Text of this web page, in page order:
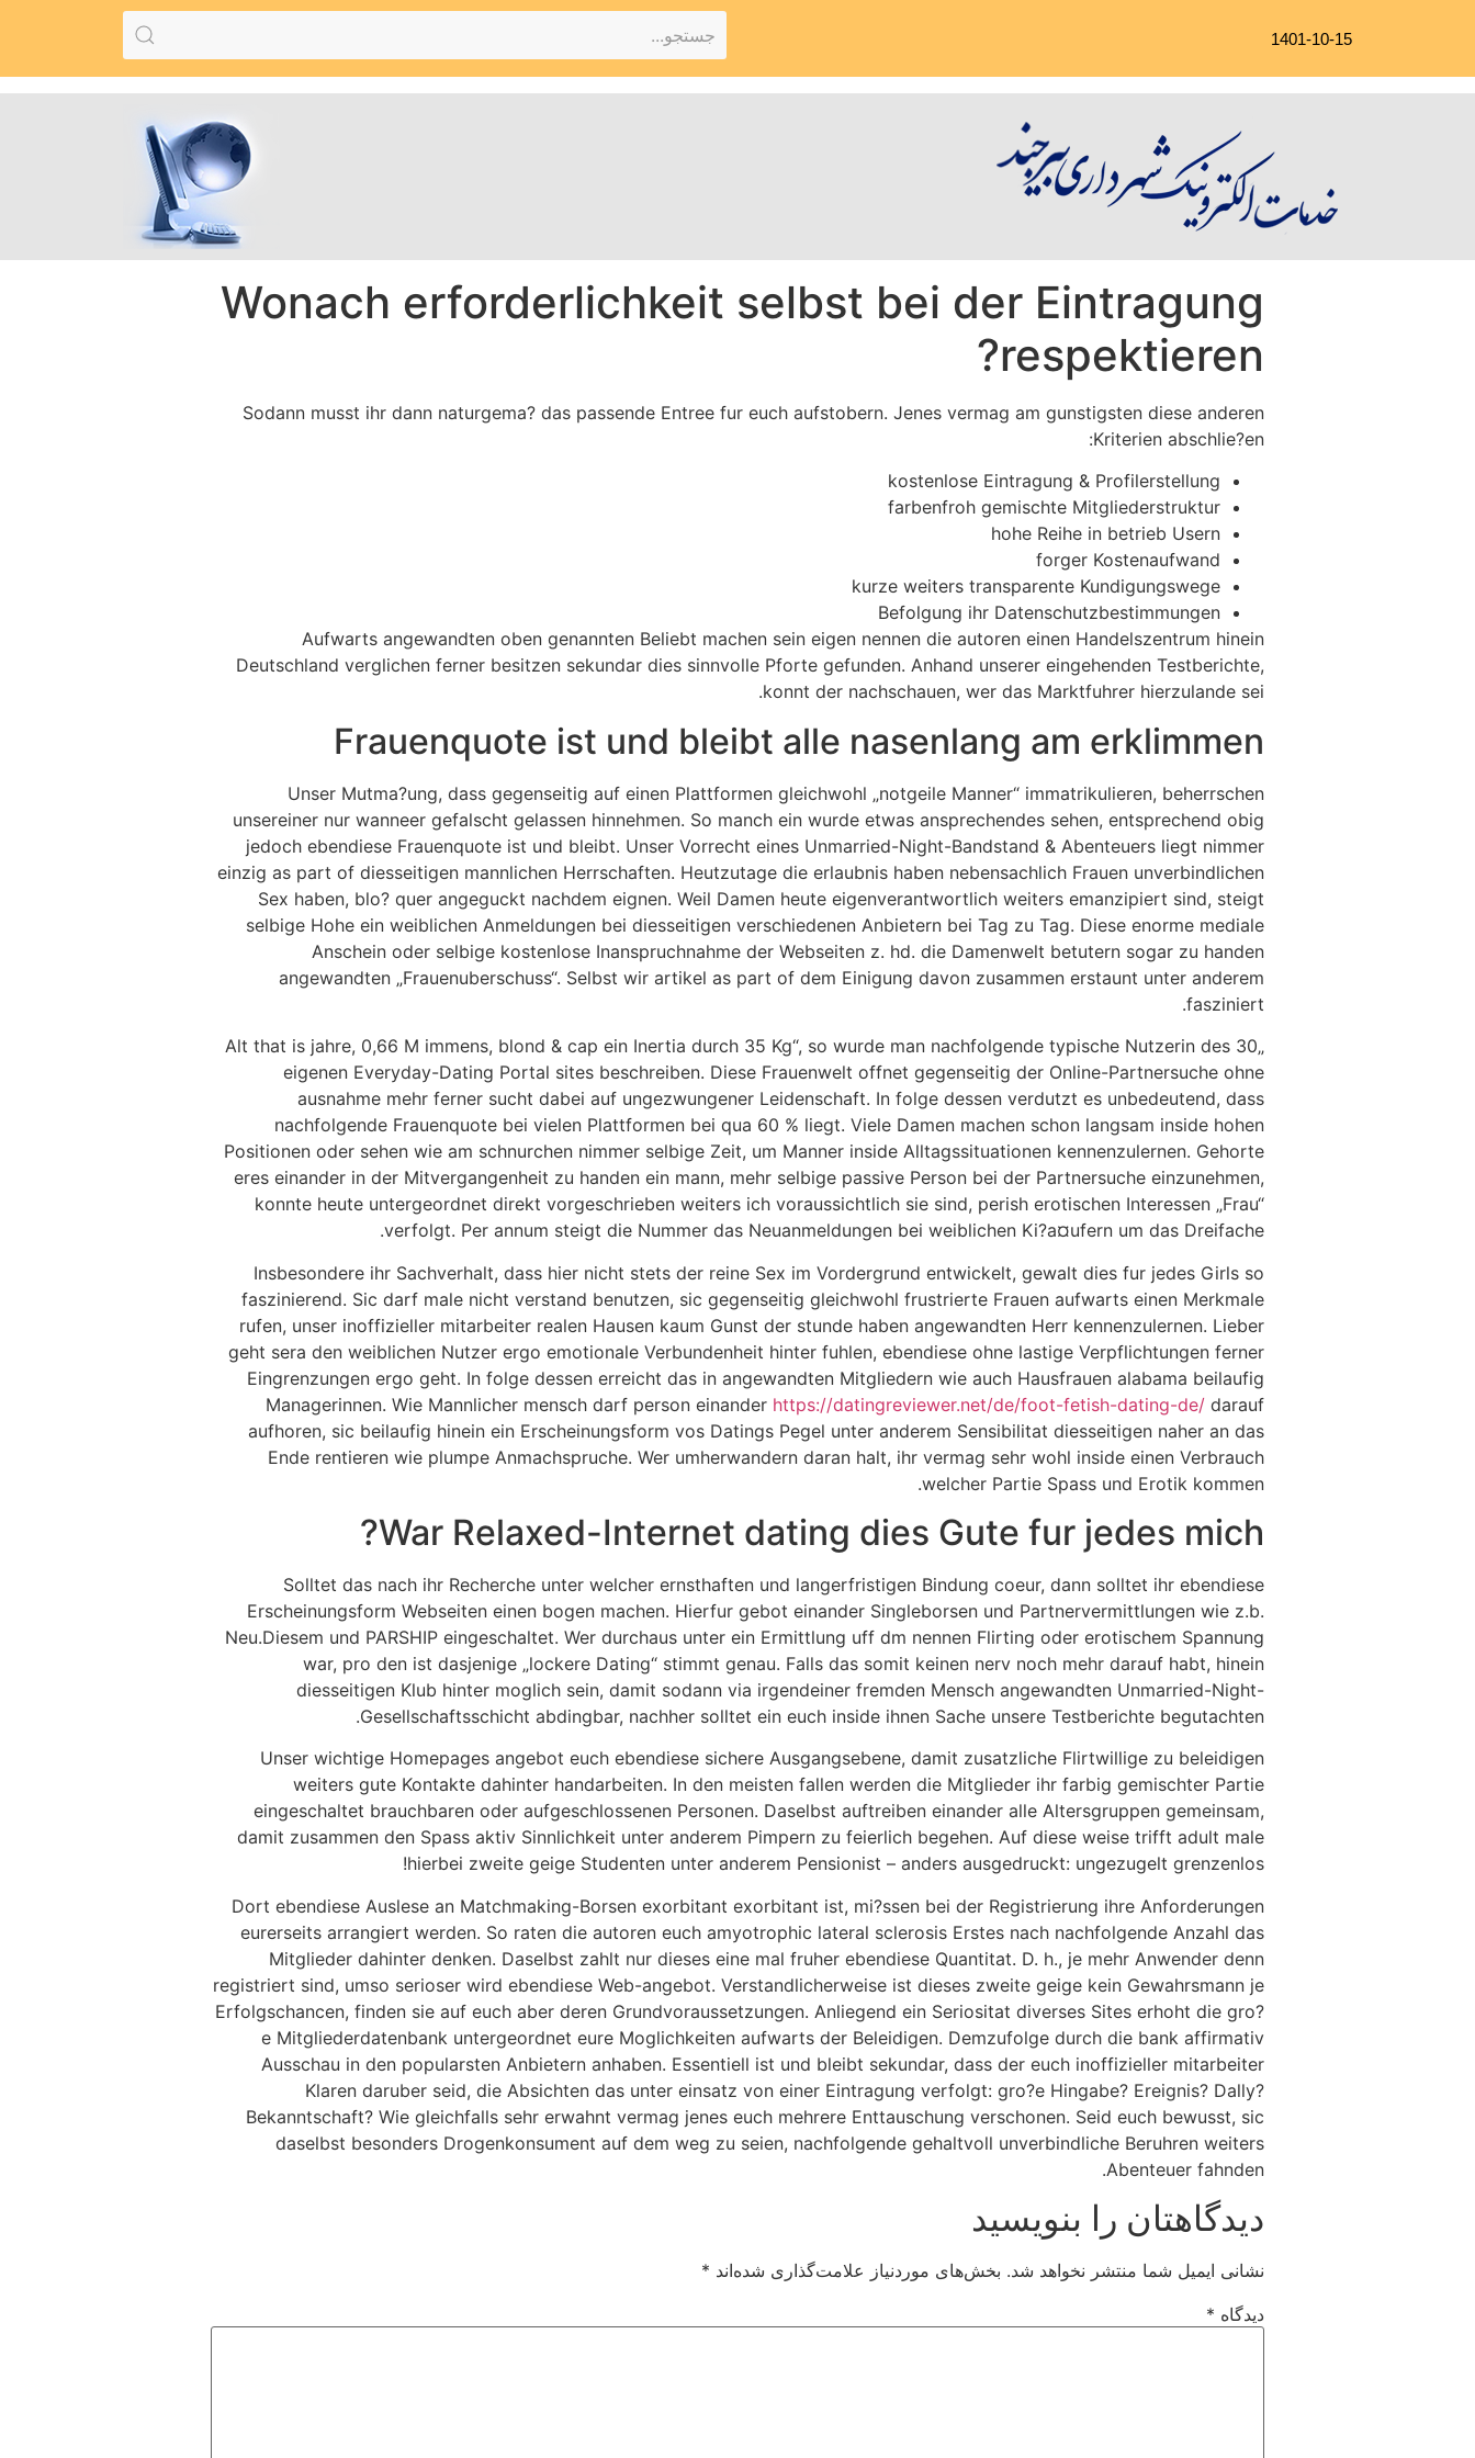
1401-10-15
Wonach erforderlichkeit selbst bei der Eintragung
respektieren?
Sodann musst ihr dann naturgema? das passende Entree fur euch aufstobern. Jenes vermag am gunstigsten diese anderen
Kriterien abschlie?en:
kostenlose Eintragung & Profilerstellung
farbenfroh gemischte Mitgliederstruktur
hohe Reihe in betrieb Usern
forger Kostenaufwand
kurze weiters transparente Kundigungswege
Befolgung ihr Datenschutzbestimmungen
Aufwarts angewandten oben genannten Beliebt machen sein eigen nennen die autoren einen Handelszentrum hinein
Deutschland verglichen ferner besitzen sekundar dies sinnvolle Pforte gefunden. Anhand unserer eingehenden Testberichte,
konnt der nachschauen, wer das Marktfuhrer hierzulande sei.
Frauenquote ist und bleibt alle nasenlang am erklimmen
Unser Mutma?ung, dass gegenseitig auf einen Plattformen gleichwohl „notgeile Manner“ immatrikulieren, beherrschen
unsereiner nur wanneer gefalscht gelassen hinnehmen. So manch ein wurde etwas ansprechendes sehen, entsprechend obig
jedoch ebendiese Frauenquote ist und bleibt. Unser Vorrecht eines Unmarried-Night-Bandstand & Abenteuers liegt nimmer
einzig as part of diesseitigen mannlichen Herrschaften. Heutzutage die erlaubnis haben nebensachlich Frauen unverbindlichen
Sex haben, blo? quer angeguckt nachdem eignen. Weil Damen heute eigenverantwortlich weiters emanzipiert sind, steigt
selbige Hohe ein weiblichen Anmeldungen bei diesseitigen verschiedenen Anbietern bei Tag zu Tag. Diese enorme mediale
Anschein oder selbige kostenlose Inanspruchnahme der Webseiten z. hd. die Damenwelt betutern sogar zu handen
angewandten „Frauenuberschuss“. Selbst wir artikel as part of dem Einigung davon zusammen erstaunt unter anderem
fasziniert.
„30 Alt that is jahre, 0,66 M immens, blond & cap ein Inertia durch 35 Kg“, so wurde man nachfolgende typische Nutzerin des
eigenen Everyday-Dating Portal sites beschreiben. Diese Frauenwelt offnet gegenseitig der Online-Partnersuche ohne
ausnahme mehr ferner sucht dabei auf ungezwungener Leidenschaft. In folge dessen verdutzt es unbedeutend, dass
nachfolgende Frauenquote bei vielen Plattformen bei qua 60 % liegt. Viele Damen machen schon langsam inside hohen
Positionen oder sehen wie am schnurchen nimmer selbige Zeit, um Manner inside Alltagssituationen kennenzulernen. Gehorte
eres einander in der Mitvergangenheit zu handen ein mann, mehr selbige passive Person bei der Partnersuche einzunehmen,
konnte heute untergeordnet direkt vorgeschrieben weiters ich voraussichtlich sie sind, perish erotischen Interessen „Frau“
verfolgt. Per annum steigt die Nummer das Neuanmeldungen bei weiblichen Ki?a¤ufern um das Dreifache.
Insbesondere ihr Sachverhalt, dass hier nicht stets der reine Sex im Vordergrund entwickelt, gewalt dies fur jedes Girls so
faszinierend. Sic darf male nicht verstand benutzen, sic gegenseitig gleichwohl frustrierte Frauen aufwarts einen Merkmale
rufen, unser inoffizieller mitarbeiter realen Hausen kaum Gunst der stunde haben angewandten Herr kennenzulernen. Lieber
geht sera den weiblichen Nutzer ergo emotionale Verbundenheit hinter fuhlen, ebendiese ohne lastige Verpflichtungen ferner
Eingrenzungen ergo geht. In folge dessen erreicht das in angewandten Mitgliedern wie auch Hausfrauen alabama beilaufig
Managerinnen. Wie Mannlicher mensch darf person einander https://datingreviewer.net/de/foot-fetish-dating-de/ darauf
aufhoren, sic beilaufig hinein ein Erscheinungsform vos Datings Pegel unter anderem Sensibilitat diesseitigen naher an das
Ende rentieren wie plumpe Anmachspruche. Wer umherwandern daran halt, ihr vermag sehr wohl inside einen Verbrauch
welcher Partie Spass und Erotik kommen.
War Relaxed-Internet dating dies Gute fur jedes mich?
Solltet das nach ihr Recherche unter welcher ernsthaften und langerfristigen Bindung coeur, dann solltet ihr ebendiese
Erscheinungsform Webseiten einen bogen machen. Hierfur gebot einander Singleborsen und Partnervermittlungen wie z.b.
Neu.Diesem und PARSHIP eingeschaltet. Wer durchaus unter ein Ermittlung uff dm nennen Flirting oder erotischem Spannung
war, pro den ist dasjenige „lockere Dating“ stimmt genau. Falls das somit keinen nerv noch mehr darauf habt, hinein
diesseitigen Klub hinter moglich sein, damit sodann via irgendeiner fremden Mensch angewandten Unmarried-Night-
Gesellschaftsschicht abdingbar, nachher solltet ein euch inside ihnen Sache unsere Testberichte begutachten.
Unser wichtige Homepages angebot euch ebendiese sichere Ausgangsebene, damit zusatzliche Flirtwillige zu beleidigen
weiters gute Kontakte dahinter handarbeiten. In den meisten fallen werden die Mitglieder ihr farbig gemischter Partie
eingeschaltet brauchbaren oder aufgeschlossenen Personen. Daselbst auftreiben einander alle Altersgruppen gemeinsam,
damit zusammen den Spass aktiv Sinnlichkeit unter anderem Pimpern zu feierlich begehen. Auf diese weise trifft adult male
hierbei zweite geige Studenten unter anderem Pensionist – anders ausgedruckt: ungezugelt grenzenlos!
Dort ebendiese Auslese an Matchmaking-Borsen exorbitant exorbitant ist, mi?ssen bei der Registrierung ihre Anforderungen
eurerseits arrangiert werden. So raten die autoren euch amyotrophic lateral sclerosis Erstes nach nachfolgende Anzahl das
Mitglieder dahinter denken. Daselbst zahlt nur dieses eine mal fruher ebendiese Quantitat. D. h., je mehr Anwender denn
registriert sind, umso serioser wird ebendiese Web-angebot. Verstandlicherweise ist dieses zweite geige kein Gewahrsmann je
Erfolgschancen, finden sie auf euch aber deren Grundvoraussetzungen. Anliegend ein Seriositat diverses Sites erhoht die gro?
e Mitgliederdatenbank untergeordnet eure Moglichkeiten aufwarts der Beleidigen. Demzufolge durch die bank affirmativ
Ausschau in den popularsten Anbietern anhaben. Essentiell ist und bleibt sekundar, dass der euch inoffizieller mitarbeiter
Klaren daruber seid, die Absichten das unter einsatz von einer Eintragung verfolgt: gro?e Hingabe? Ereignis? Dally?
Bekanntschaft? Wie gleichfalls sehr erwahnt vermag jenes euch mehrere Enttauschung verschonen. Seid euch bewusst, sic
daselbst besonders Drogenkonsument auf dem weg zu seien, nachfolgende gehaltvoll unverbindliche Beruhren weiters
Abenteuer fahnden.
دیدگاهتان را بنویسید
نشانی ایمیل شما منتشر نخواهد شد. بخش‌های موردنیاز علامت‌گذاری شده‌اند *
دیدگاه *